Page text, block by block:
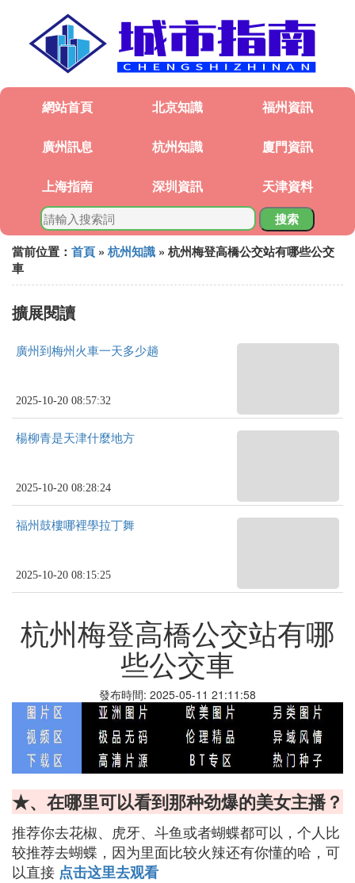
網站首頁 北京知識 福州資訊
廣州訊息 杭州知識 廈門資訊
上海指南 深圳資訊 天津資料
搜索
當前位置： 首頁 » 杭州知識 » 杭州梅登高橋公交站有哪些公交
車
擴展閱讀
廣州到梅州火車一天多少趟
2025-10-20 08:57:32
楊柳青是天津什麼地方
2025-10-20 08:28:24
福州鼓樓哪裡學拉丁舞
2025-10-20 08:15:25
杭州梅登高橋公交站有哪
些公交車
發布時間: 2025-05-11 21:11:58
★、在哪里可以看到那种劲爆的美女主播？
推荐你去花椒、虎牙、斗鱼或者蝴蝶都可以，个人比
较推荐去蝴蝶，因为里面比较火辣还有你懂的哈，可
以直接 点击这里去观看